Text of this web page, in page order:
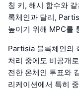
칭 키, 해시 함수와
록체인과 달리,
높이기 위해 MPC를
Partisia 블록체인의
처리 중에도 비공개
전한 온체인 투표와
리케이션에서 특히